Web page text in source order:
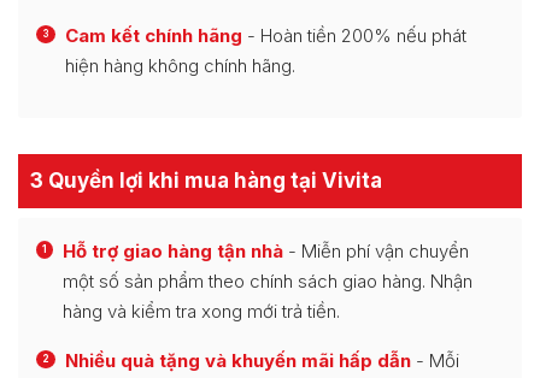
3 Cam kết chính hãng - Hoàn tiền 200% nếu phát
hiện hàng không chính hãng.
3 Quyền lợi khi mua hàng tại Vivita
1 Hỗ trợ giao hàng tận nhà - Miễn phí vận chuyển
một số sản phẩm theo chính sách giao hàng. Nhận
hàng và kiểm tra xong mới trả tiền.
2 Nhiều quà tặng và khuyến mãi hấp dẫn - Mỗi